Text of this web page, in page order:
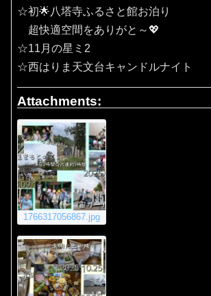
☆初🌟八塔寺ふるさと館お泊り
超快適空間をありがと～💖
☆11月の星ミ2
☆西はりま天文台キャンドルナイト
Attachments:
1766317056867.jpg